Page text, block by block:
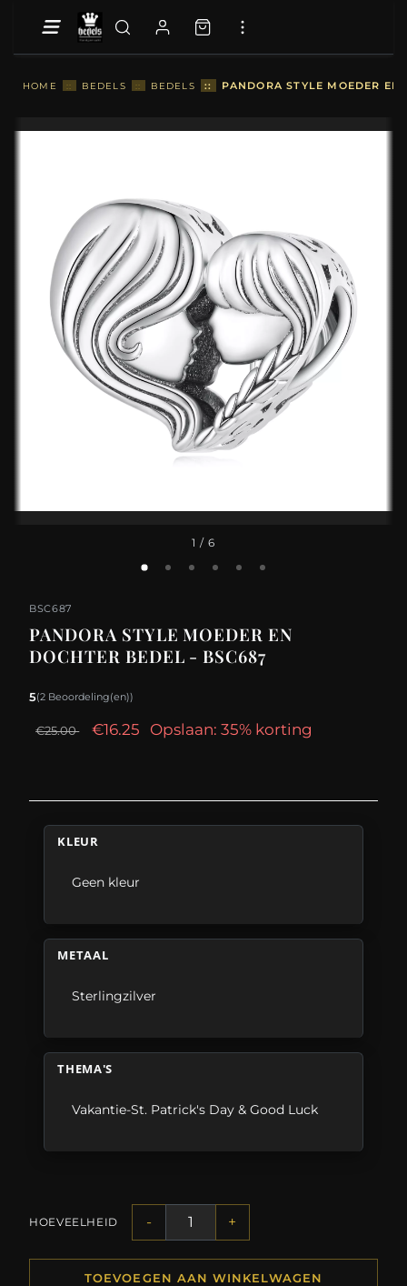
HOME :: BEDELS :: BEDELS :: PANDORA STYLE MOEDER
1 / 6
BSC687
PANDORA STYLE MOEDER EN
DOCHTER BEDEL - BSC687
5(2 Beoordeling(en))
€25.00 €16.25 Opslaan: 35% korting
KLEUR
Geen kleur
METAAL
Sterlingzilver
THEMA'S
Vakantie-St. Patrick's Day & Good Luck
HOEVEELHEID - +
TOEVOEGEN AAN WINKELWAGEN